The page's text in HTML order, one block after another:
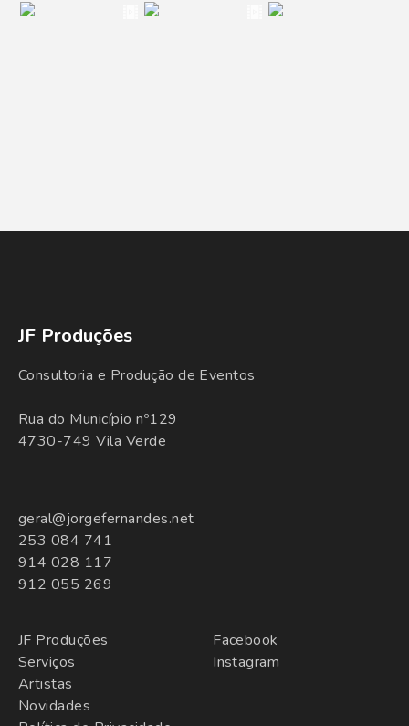
JF Produções
Consultoria e Produção de Eventos
Rua do Município nº129
4730-749 Vila Verde
geral@jorgefernandes.net
253 084 741
914 028 117
912 055 269
JF Produções
Serviços
Artistas
Novidades
Facebook
Instagram